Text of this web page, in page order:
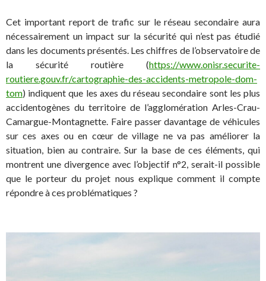
Cet important report de trafic sur le réseau secondaire aura
nécessairement un impact sur la sécurité qui n’est pas étudié
dans les documents présentés. Les chiffres de l’observatoire de
la sécurité routière (https://www.onisr.securite-
routiere.gouv.fr/cartographie-des-accidents-metropole-dom-
tom) indiquent que les axes du réseau secondaire sont les plus
accidentogènes du territoire de l’agglomération Arles-Crau-
Camargue-Montagnette. Faire passer davantage de véhicules
sur ces axes ou en cœur de village ne va pas améliorer la
situation, bien au contraire. Sur la base de ces éléments, qui
montrent une divergence avec l’objectif n°2, serait-il possible
que le porteur du projet nous explique comment il compte
répondre à ces problématiques ?